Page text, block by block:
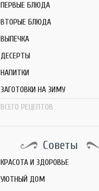
ПЕРВЫЕ БЛЮДА
ВТОРЫЕ БЛЮДА
ВЫПЕЧКА
ДЕСЕРТЫ
НАПИТКИ
ЗАГОТОВКИ НА ЗИМУ
ВСЕГО РЕЦЕПТОВ
Советы
КРАСОТА И ЗДОРОВЬЕ
УЮТНЫЙ ДОМ